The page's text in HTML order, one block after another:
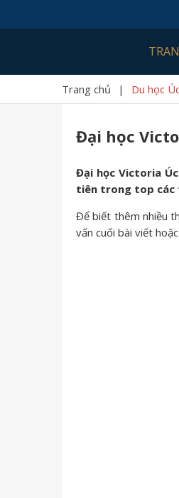
Trang chủ | Du học
Đại học
Đại học Victoria Úc
tiên trong top các
Để biết thêm nhiều
vấn cuối bài viết